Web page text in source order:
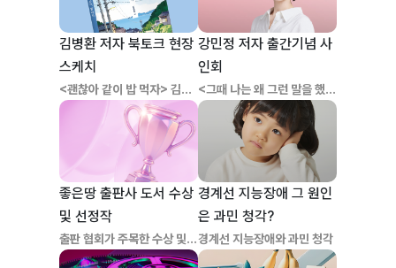
김병환 저자 북토크 현장
스케치
<괜찮아 같이 밥 먹자> 김병
환 저자
강민정 저자 출간기념 사
인회
<그때 나는 왜 그런 말을 했을
까>
좋은땅 출판사 도서 수상
및 선정작
출판 협회가 주목한 수상 및
선정도서
경계선 지능장애 그 원인
은 과민 청각?
경계선 지능장애와 과민 청각